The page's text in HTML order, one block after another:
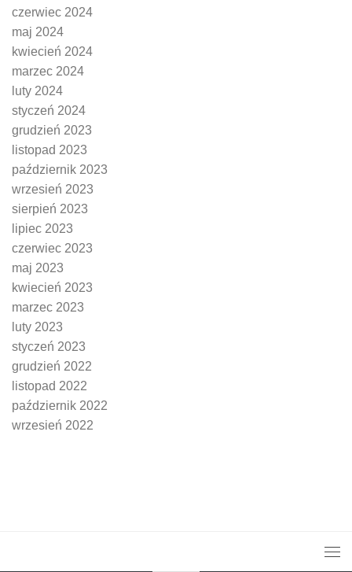
czerwiec 2024
maj 2024
kwiecień 2024
marzec 2024
luty 2024
styczeń 2024
grudzień 2023
listopad 2023
październik 2023
wrzesień 2023
sierpień 2023
lipiec 2023
czerwiec 2023
maj 2023
kwiecień 2023
marzec 2023
luty 2023
styczeń 2023
grudzień 2022
listopad 2022
październik 2022
wrzesień 2022